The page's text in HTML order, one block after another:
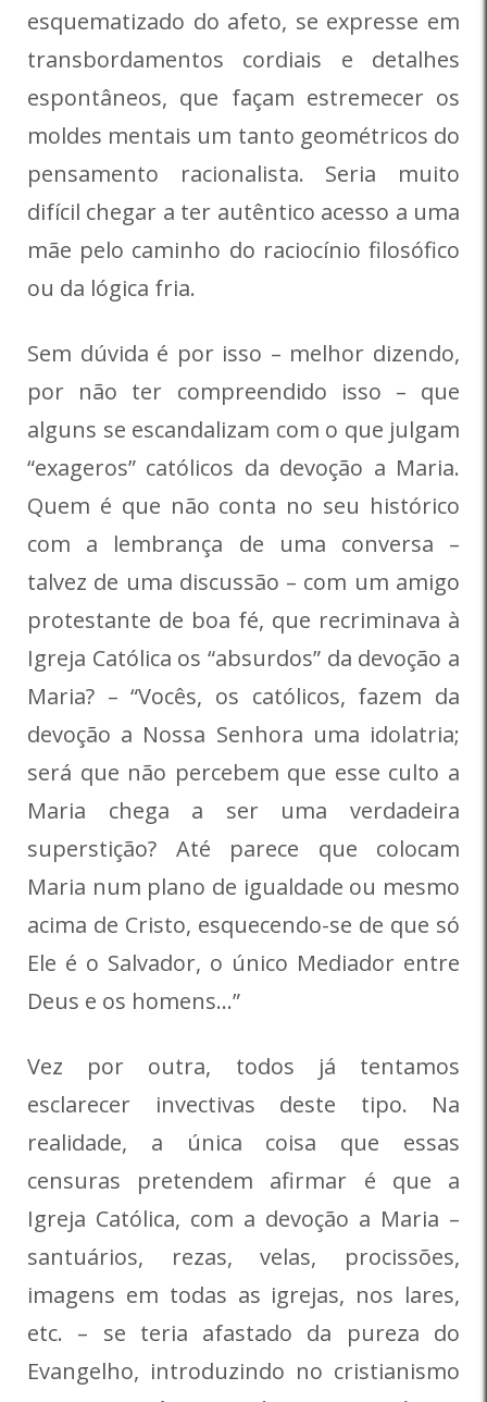
esquematizado do afeto, se expresse em
transbordamentos cordiais e detalhes
espontâneos, que façam estremecer os
moldes mentais um tanto geométricos do
pensamento racionalista. Seria muito
difícil chegar a ter autêntico acesso a uma
mãe pelo caminho do raciocínio filosófico
ou da lógica fria.
Sem dúvida é por isso – melhor dizendo,
por não ter compreendido isso – que
alguns se escandalizam com o que julgam
“exageros” católicos da devoção a Maria.
Quem é que não conta no seu histórico
com a lembrança de uma conversa –
talvez de uma discussão – com um amigo
protestante de boa fé, que recriminava à
Igreja Católica os “absurdos” da devoção a
Maria? – “Vocês, os católicos, fazem da
devoção a Nossa Senhora uma idolatria;
será que não percebem que esse culto a
Maria chega a ser uma verdadeira
superstição? Até parece que colocam
Maria num plano de igualdade ou mesmo
acima de Cristo, esquecendo-se de que só
Ele é o Salvador, o único Mediador entre
Deus e os homens…”
Vez por outra, todos já tentamos
esclarecer invectivas deste tipo. Na
realidade, a única coisa que essas
censuras pretendem afirmar é que a
Igreja Católica, com a devoção a Maria –
santuários, rezas, velas, procissões,
imagens em todas as igrejas, nos lares,
etc. – se teria afastado da pureza do
Evangelho, introduzindo no cristianismo